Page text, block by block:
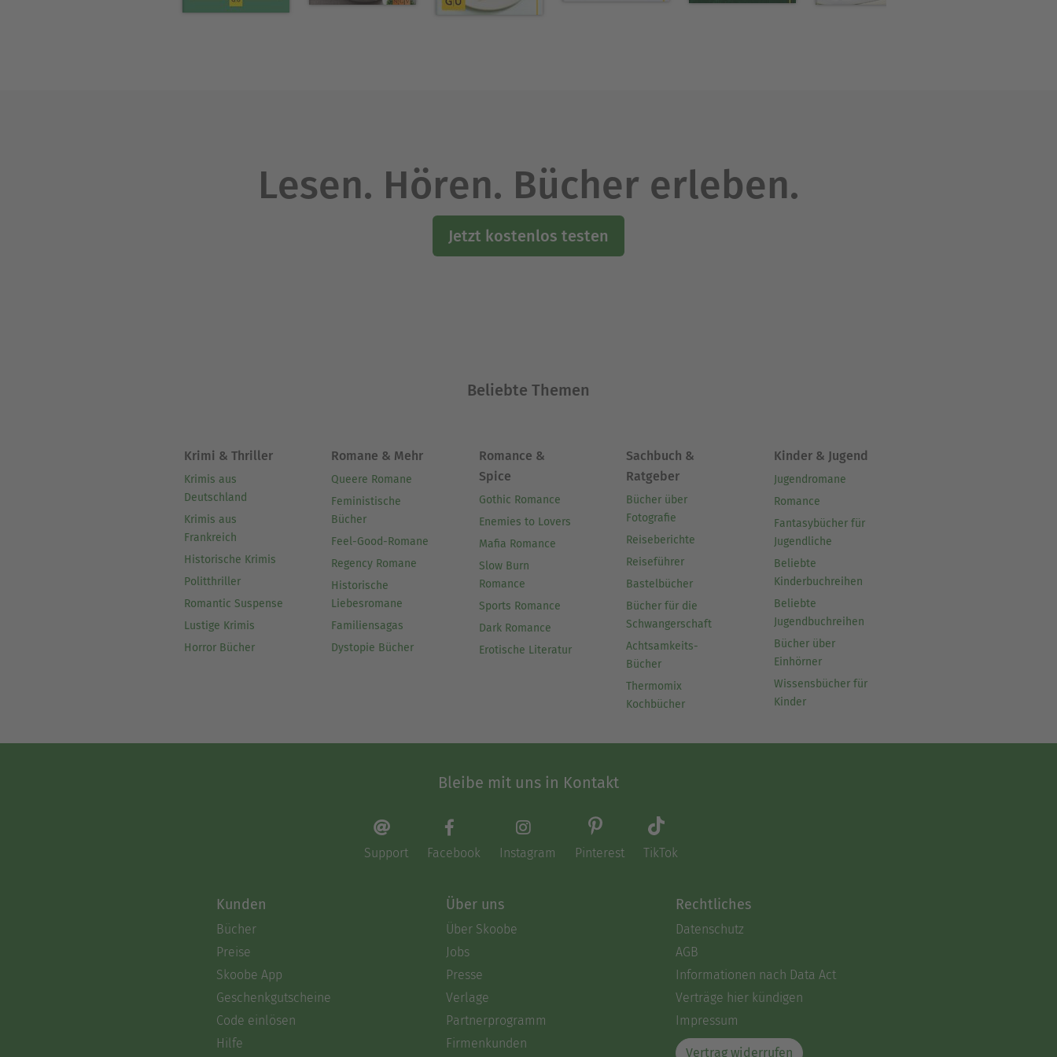
Lesen. Hören. Bücher erleben.
Jetzt kostenlos testen
Beliebte Themen
Krimi & Thriller
Krimis aus
Deutschland
Krimis aus
Frankreich
Historische Krimis
Politthriller
Romantic Suspense
Lustige Krimis
Horror Bücher
Romane & Mehr
Queere Romane
Feministische
Bücher
Feel-Good-Romane
Regency Romane
Historische
Liebesromane
Familiensagas
Dystopie Bücher
Romance &
Spice
Gothic Romance
Enemies to Lovers
Mafia Romance
Slow Burn
Romance
Sports Romance
Dark Romance
Erotische Literatur
Sachbuch &
Ratgeber
Bücher über
Fotografie
Reiseberichte
Reiseführer
Bastelbücher
Bücher für die
Schwangerschaft
Achtsamkeits-
Bücher
Thermomix
Kochbücher
Kinder & Jugend
Jugendromane
Romance
Fantasybücher für
Jugendliche
Beliebte
Kinderbuchreihen
Beliebte
Jugendbuchreihen
Bücher über
Einhörner
Wissensbücher für
Kinder
Bleibe mit uns in Kontakt
Support Facebook Instagram Pinterest TikTok
Kunden
Bücher
Preise
Skoobe App
Geschenkgutscheine
Code einlösen
Hilfe
Über uns
Über Skoobe
Jobs
Presse
Verlage
Partnerprogramm
Firmenkunden
Rechtliches
Datenschutz
AGB
Informationen nach Data Act
Verträge hier kündigen
Impressum
Vertrag widerrufen